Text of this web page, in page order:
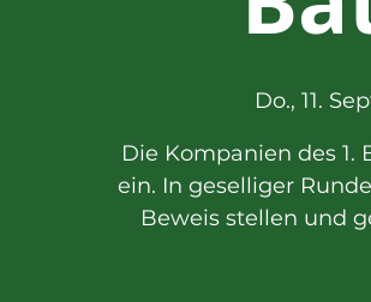
Do., 11.
Die Kompanien des
ein. In geselliger
Beweis stellen und